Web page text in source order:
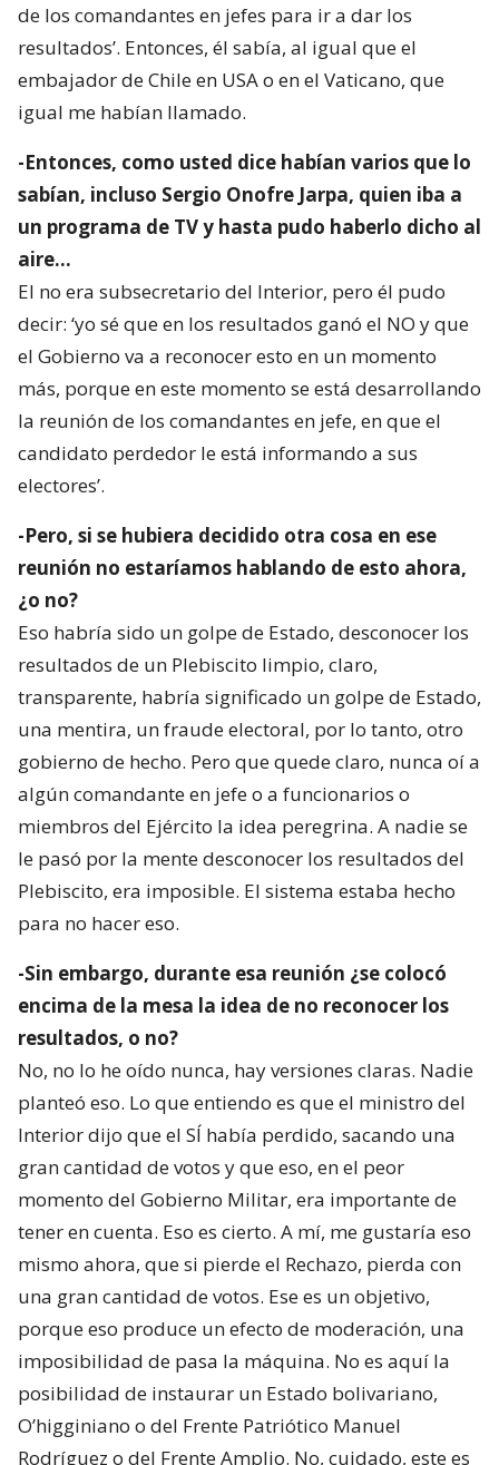
de los comandantes en jefes para ir a dar los
resultados’. Entonces, él sabía, al igual que el
embajador de Chile en USA o en el Vaticano, que
igual me habían llamado.
-Entonces, como usted dice habían varios que lo
sabían, incluso Sergio Onofre Jarpa, quien iba a
un programa de TV y hasta pudo haberlo dicho al
aire…
El no era subsecretario del Interior, pero él pudo
decir: ‘yo sé que en los resultados ganó el NO y que
el Gobierno va a reconocer esto en un momento
más, porque en este momento se está desarrollando
la reunión de los comandantes en jefe, en que el
candidato perdedor le está informando a sus
electores’.
-Pero, si se hubiera decidido otra cosa en ese
reunión no estaríamos hablando de esto ahora,
¿o no?
Eso habría sido un golpe de Estado, desconocer los
resultados de un Plebiscito limpio, claro,
transparente, habría significado un golpe de Estado,
una mentira, un fraude electoral, por lo tanto, otro
gobierno de hecho. Pero que quede claro, nunca oí a
algún comandante en jefe o a funcionarios o
miembros del Ejército la idea peregrina. A nadie se
le pasó por la mente desconocer los resultados del
Plebiscito, era imposible. El sistema estaba hecho
para no hacer eso.
-Sin embargo, durante esa reunión ¿se colocó
encima de la mesa la idea de no reconocer los
resultados, o no?
No, no lo he oído nunca, hay versiones claras. Nadie
planteó eso. Lo que entiendo es que el ministro del
Interior dijo que el SÍ había perdido, sacando una
gran cantidad de votos y que eso, en el peor
momento del Gobierno Militar, era importante de
tener en cuenta. Eso es cierto. A mí, me gustaría eso
mismo ahora, que si pierde el Rechazo, pierda con
una gran cantidad de votos. Ese es un objetivo,
porque eso produce un efecto de moderación, una
imposibilidad de pasa la máquina. No es aquí la
posibilidad de instaurar un Estado bolivariano,
O’higginiano o del Frente Patriótico Manuel
Rodríguez o del Frente Amplio. No, cuidado, este es